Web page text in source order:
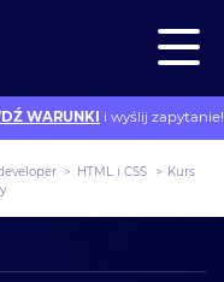
WARUNKI i wyślij zapytanie!
> HTML i CSS > Kurs